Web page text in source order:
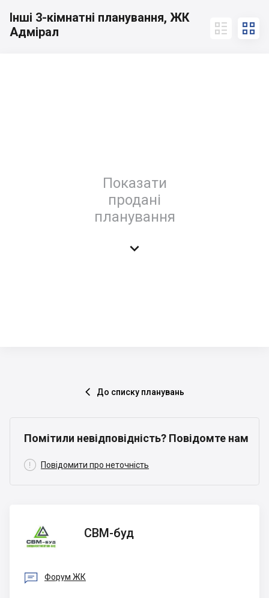
Інші 3-кімнатні планування, ЖК
Адмірал
 
Показати
продані
планування

 До списку планувань
Помітили невідповідність? Повідомте нам
 Повідомити про неточність
СВМ-
буд
СВМ-буд
 Форум ЖК